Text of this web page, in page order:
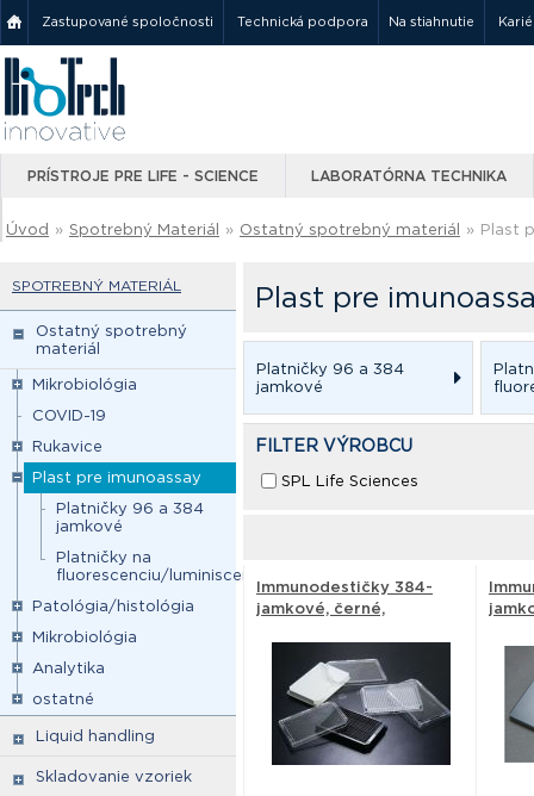
Zastupované spoločnosti Technická podpora Na stiahnutie
PRÍSTROJE PRE LIFE - SCIENCE LABORATÓRNA TECHNIKA
Úvod » Spotrebný Materiál » Ostatný spotrebný materiál » Plast
SPOTREBNÝ MATERIÁL
Ostatný spotrebný
materiál
Mikrobiológia
COVID-19
Rukavice
Plast pre imunoassay
Platničky 96 a 384
jamkové
Platničky na
fluorescenciu/luminiscenciu
Patológia/histológia
Mikrobiológia
Analytika
ostatné
Liquid handling
Skladovanie vzoriek
Plast pre
Platničky 96 a 384
jamkové
FILTER VÝROBCU
SPL Life Sciences
Immunodestičky 384-
jamkové, černé,